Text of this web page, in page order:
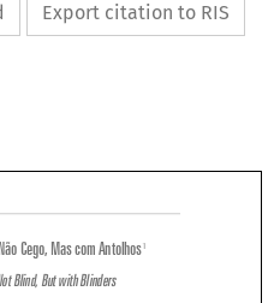
Export citation to RIS

